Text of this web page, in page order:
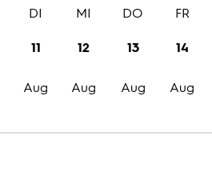
Trailer
Bilder
11
Aug
DI
12
Aug
MI
13
Aug
DO
14
Aug
FR